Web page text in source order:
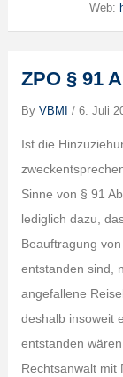
Web:
ZPO § 91
By VBMI / 6. Juli
Ist die
Sinne von § 91
lediglich dazu,
Beauftragung
entstanden sind,
angefallene
deshalb insoweit
entstanden
Rechtsanwalt mit